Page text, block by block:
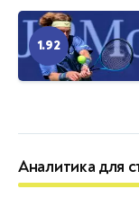
1.92
Аналитика для